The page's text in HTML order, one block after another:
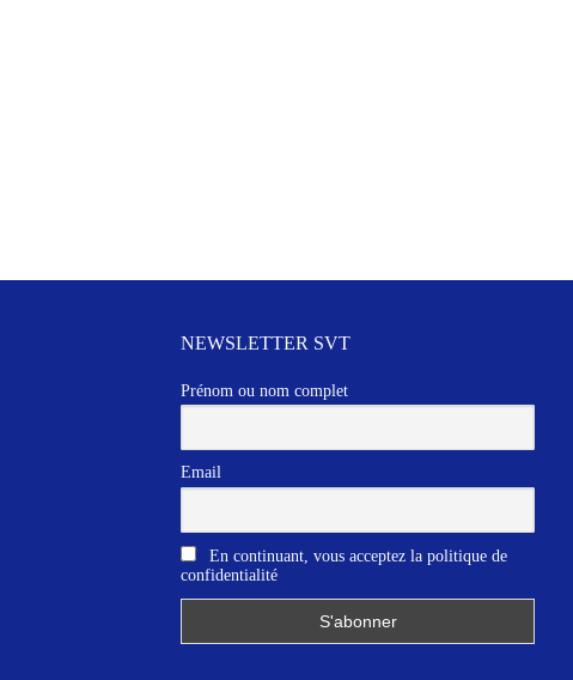
NEWSLETTER SVT
Prénom ou nom complet
Email
En continuant, vous acceptez la politique de
confidentialité